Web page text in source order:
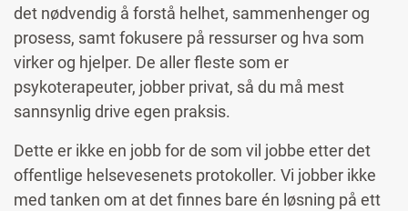
det nødvendig å forstå helhet, sammenhenger og
prosess, samt fokusere på ressurser og hva som
virker og hjelper. De aller fleste som er
psykoterapeuter, jobber privat, så du må mest
sannsynlig drive egen praksis.
Dette er ikke en jobb for de som vil jobbe etter det
offentlige helsevesenets protokoller. Vi jobber ikke
med tanken om at det finnes bare én løsning på ett